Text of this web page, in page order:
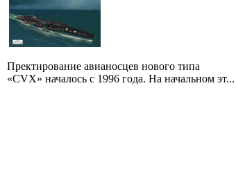
Пректирование авианосцев нового типа
«CVX» началось с 1996 года. На начальном эт...